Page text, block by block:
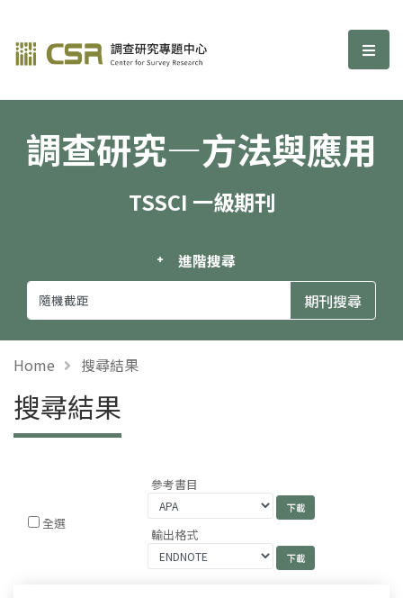
調查研究—方法與應用期刊 選
調查研究—方法與應用
TSSCI 一級期刊
進階搜尋
Home 搜尋結果
搜尋結果
全選
參考書目
輸出格式